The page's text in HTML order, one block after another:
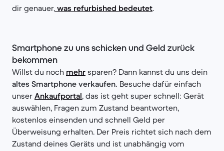
dir genauer, was refurbished bedeutet.
Smartphone zu uns schicken und Geld zurück
bekommen
Willst du noch mehr sparen? Dann kannst du uns dein
altes Smartphone verkaufen. Besuche dafür einfach
unser Ankaufportal, das ist geht super schnell: Gerät
auswählen, Fragen zum Zustand beantworten,
kostenlos einsenden und schnell Geld per
Überweisung erhalten. Der Preis richtet sich nach dem
Zustand deines Geräts und ist unabhängig vom